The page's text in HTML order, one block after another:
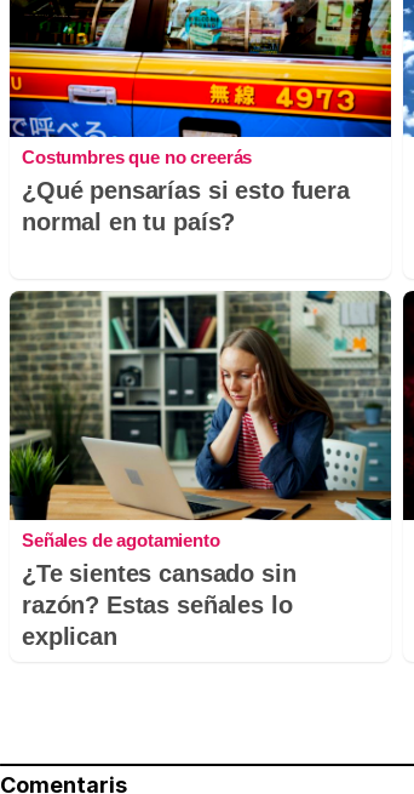
Costumbres que no creerás
¿Qué pensarías si esto fuera
normal en tu país?
Señales de agotamiento
¿Te sientes cansado sin
razón? Estas señales lo
explican
Comentaris